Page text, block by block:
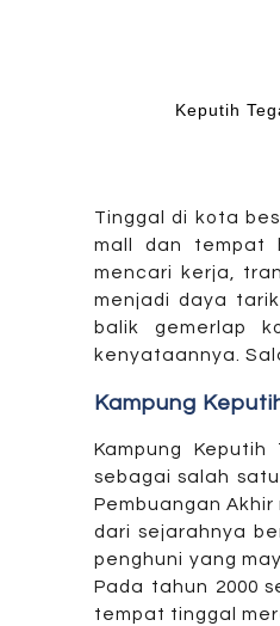
Keputih
Tinggal di kota
mall dan tempat
mencari kerja,
menjadi daya
balik gemerlap
kenyataannya.
Kampung
Kampung
sebagai salah
Pembuangan
dari sejarahnya
penghuni yang
Pada tahun 2000
tempat tinggal